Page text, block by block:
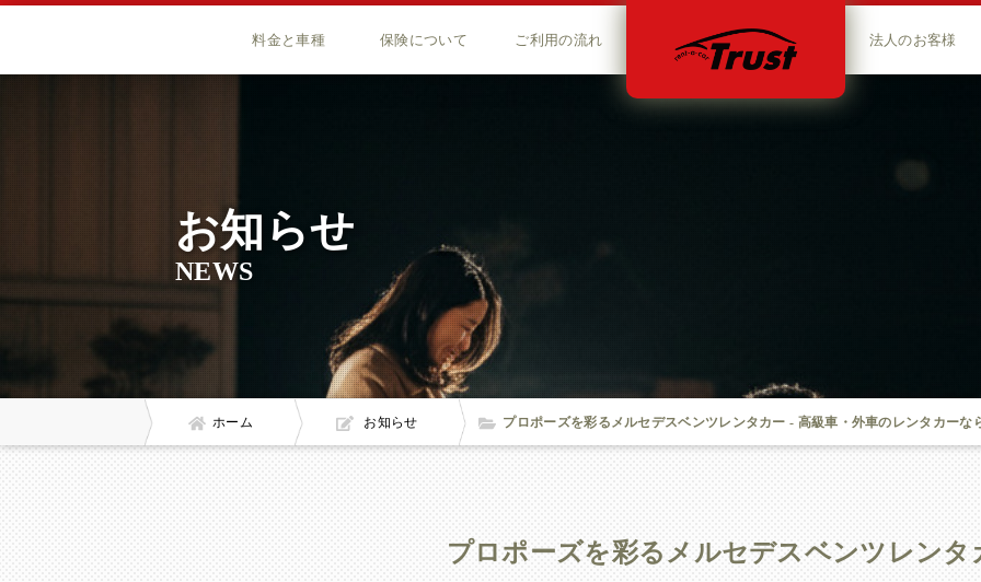
料金と車種 保険について ご利用の流れ 法人のお客様
お知らせ
NEWS
ホーム お知らせ プロポーズを彩るメルセデスベンツレンタカー - 高級車・外車のレンタカーならトラストレ
プロポーズを彩るメルセデスベンツレンタ